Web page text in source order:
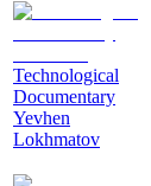
Technological
Documentary
Yevhen
Lokhmatov